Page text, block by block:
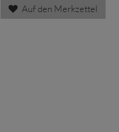
Auf den Merkzettel